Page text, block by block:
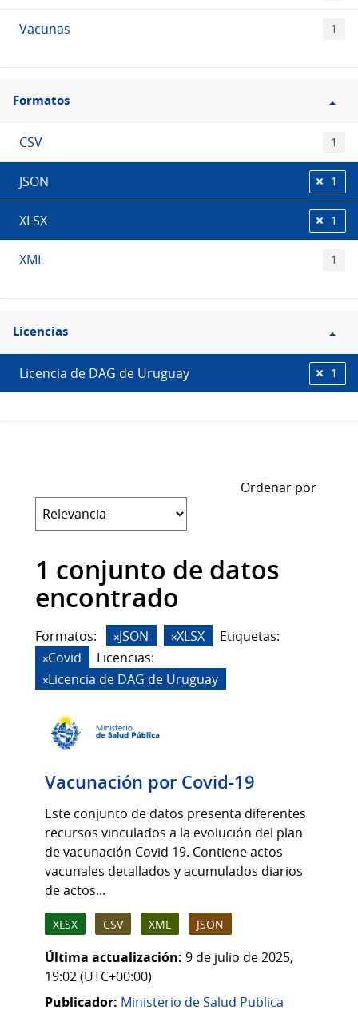
Vacunas 1
Filtro
Formatos
Formatos
CSV 1
JSON 1
XLSX 1
XML 1
Filtro
Licencias
Licencias
Licencia de DAG de Uruguay 1
Ordenar por
1 conjunto de datos
encontrado
Formatos: JSON XLSX
Etiquetas:
Covid
Licencias:
Licencia de DAG de Uruguay
Vacunación por Covid-19
Este conjunto de datos presenta diferentes
recursos vinculados a la evolución del plan
de vacunación Covid 19. Contiene actos
vacunales detallados y acumulados diarios
de actos...
XLSX CSV XML JSON
Última actualización: 9 de julio de 2025,
19:02 (UTC+00:00)
Publicador: Ministerio de Salud Publica